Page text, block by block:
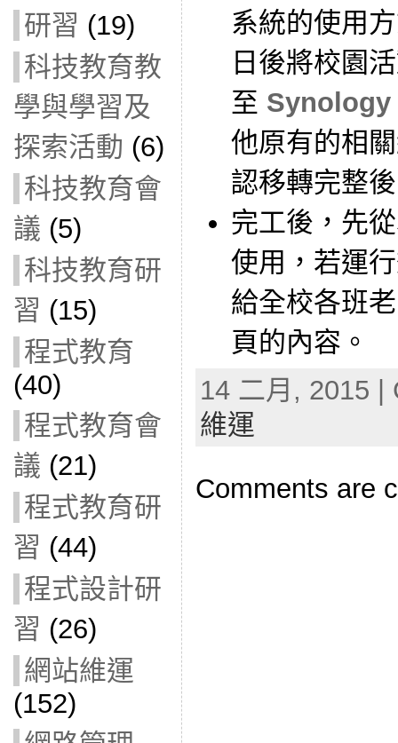
研習 (19)
科技教育教
學與學習及
探索活動 (6)
科技教育會
議 (5)
科技教育研
習 (15)
程式教育
(40)
程式教育會
議 (21)
程式教育研
習 (44)
程式設計研
習 (26)
網站維運
(152)
系統的使用
日後將校園
至
他原有的相
認移轉完整
完工後，先
使用，若運
給全校各班
頁的內容。
14 二月, 2015
維運
Comments are